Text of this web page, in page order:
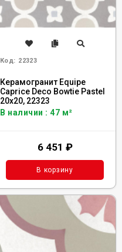
Код: 22323
Керамогранит Equipe
Caprice Deco Bowtie Pastel
20x20, 22323
В наличии : 47 м²
6 451 ₽
В корзину